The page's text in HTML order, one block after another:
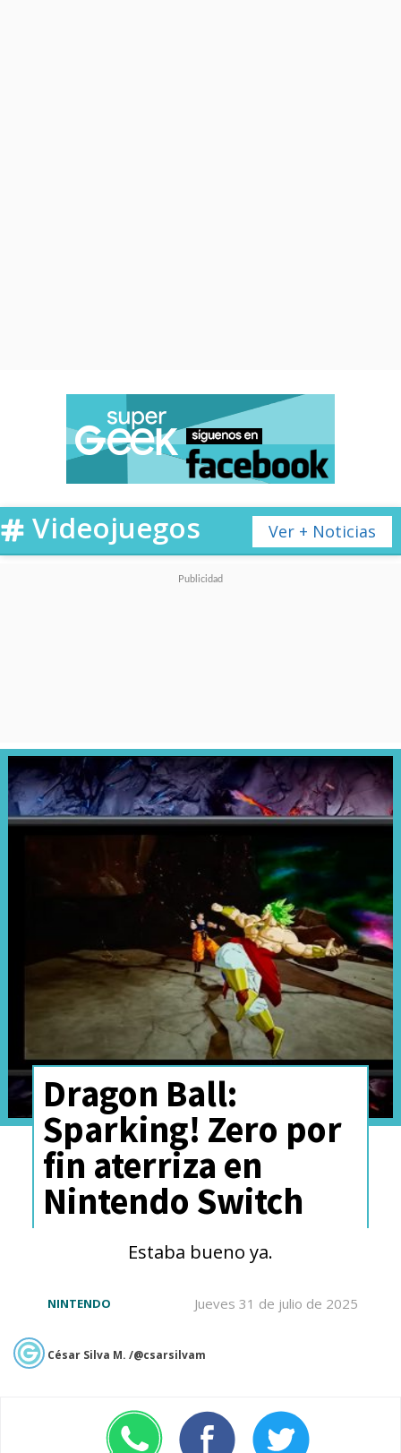
Ver + Noticias
Videojuegos
Dragon Ball:
Sparking! Zero por
fin aterriza en
Nintendo Switch
Estaba bueno ya.
Jueves 31 de julio de 2025
NINTENDO
César Silva M. /@csarsilvam